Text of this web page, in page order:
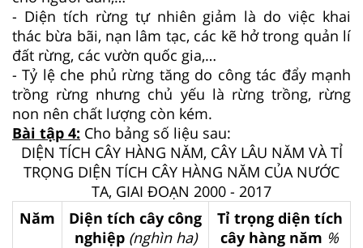
- Diện tích rừng tự nhiên giảm là do việc khai
thác bừa bãi, nạn lâm tạc, các kẽ hở trong quản lí
đất rừng, các vườn quốc gia,…
- Tỷ lệ che phủ rừng tăng do công tác đẩy mạnh
trồng rừng nhưng chủ yếu là rừng trồng, rừng
non nên chất lượng còn kém.
Bài tập 4: Cho bảng số liệu sau:
DIỆN TÍCH CÂY HÀNG NĂM, CÂY LÂU NĂM VÀ TỈ
TRỌNG DIỆN TÍCH CÂY HÀNG NĂM CỦA NƯỚC
TA, GIAI ĐOẠN 2000 - 2017
Năm
Diện tích cây công
nghiệp (nghìn ha)
Tỉ trọng diện tích
cây hàng năm %